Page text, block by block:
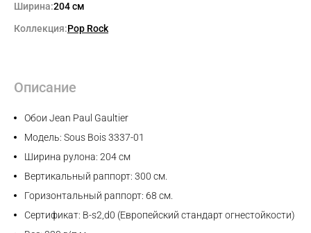
Ширина:204 см
Коллекция:Pop Rock
Описание
Обои Jean Paul Gaultier
Модель: Sous Bois 3337-01
Ширина рулона: 204 см
Вертикальный раппорт: 300 см.
Горизонтальный раппорт: 68 см.
Сертификат: B-s2,d0 (Европейский стандарт огнестойкости)